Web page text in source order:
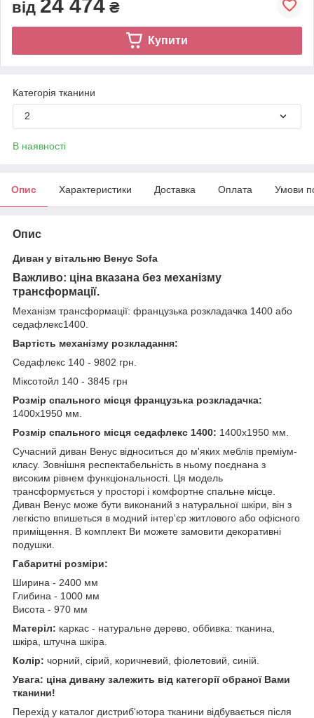
від 24 474 ₴
Купити
Категорія тканини
2
В наявності
Опис Характеристики Доставка Оплата Умови
Опис
Диван у вітальню Венус Sofa
Важливо: ціна вказана без механізму
трансформації.
Механізм трансформації: французька розкладачка 1400 або
седафлекс1400.
Вартість механізму розкладання:
Седафлекс 140 - 9802 грн.
Міксотойл 140 - 3845 грн
Розмір спального місця французька розкладачка:
1400х1950 мм.
Розмір спального місця седафлекс 1400: 1400х1950 мм.
Сучасний диван Венус відноситься до м'яких меблів преміум-
класу. Зовнішня респектабельність в ньому поєднана з
високим рівнем функціональності. Ця модель
трансформується у просторі і комфортне спальне місце.
Диван Венус може бути виконаний з натуральної шкіри, він з
легкістю впишеться в модний інтер'єр житлового або офісного
приміщення. В комплект Ви можете замовити декоративні
подушки.
Габаритні розміри:
Ширина - 2400 мм
Глибина - 1000 мм
Висота - 970 мм
Матеріл: каркас - натуральне дерево, оббивка: тканина,
шкіра, штучна шкіра.
Колір: чорний, сірий, коричневий, фіолетовий, синій.
Увага: ціна дивану залежить від категорії обраної Вами
тканини!
Перехід у каталог дистриб'ютора тканини відбувається після